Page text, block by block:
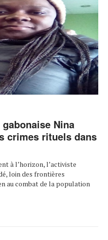
Nina
crimes rituels dans
à l’horizon, l’activiste
loin des frontières
au combat de la population